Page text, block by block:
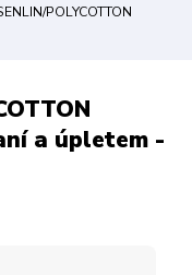
POLYCOTTON
a úpletem -